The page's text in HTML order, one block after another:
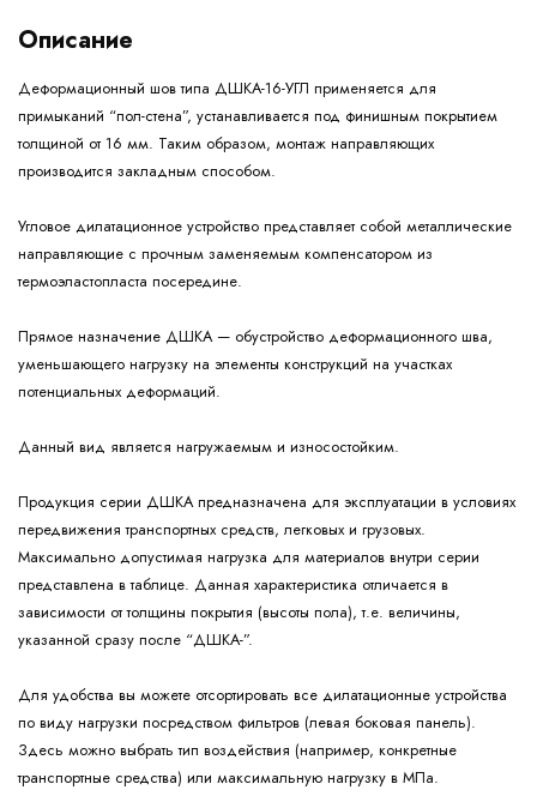
Описание
Деформационный шов типа ДШКА-16-УГЛ применяется для
примыканий “пол-стена”, устанавливается под финишным покрытием
толщиной от 16 мм. Таким образом, монтаж направляющих
производится закладным способом.
Угловое дилатационное устройство представляет собой металлические
направляющие с прочным заменяемым компенсатором из
термоэластопласта посередине.
Прямое назначение ДШКА — обустройство деформационного шва,
уменьшающего нагрузку на элементы конструкций на участках
потенциальных деформаций.
Данный вид является нагружаемым и износостойким.
Продукция серии ДШКА предназначена для эксплуатации в условиях
передвижения транспортных средств, легковых и грузовых.
Максимально допустимая нагрузка для материалов внутри серии
представлена в таблице. Данная характеристика отличается в
зависимости от толщины покрытия (высоты пола), т.е. величины,
указанной сразу после “ДШКА-”.
Для удобства вы можете отсортировать все дилатационные устройства
по виду нагрузки посредством фильтров (левая боковая панель).
Здесь можно выбрать тип воздействия (например, конкретные
транспортные средства) или максимальную нагрузку в МПа.